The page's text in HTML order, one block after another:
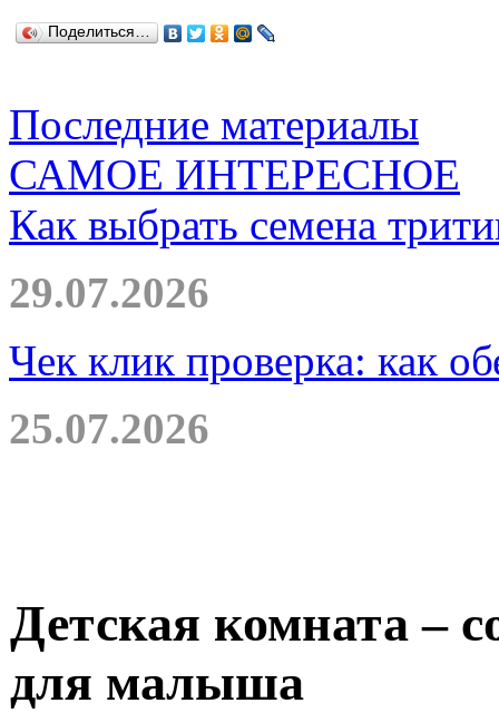
Поделиться…
Последние материалы
САМОЕ ИНТЕРЕСНОЕ
Как выбрать семена
29.07.2026
Чек клик проверка: как
25.07.2026
Детская комната –
для малыша